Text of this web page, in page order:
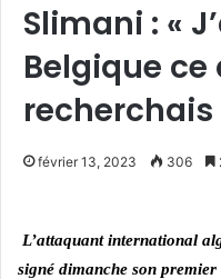
Slimani : «
Belgique ce
recherchais
février 13, 2023 306
L’attaquant international
signé dimanche son